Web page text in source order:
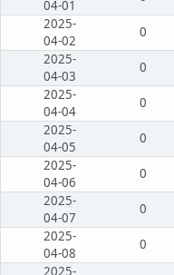
04-01
2025-
04-02
0
2025-
04-03
0
2025-
04-04
0
2025-
04-05
0
2025-
04-06
0
2025-
04-07
0
2025-
04-08
0
2025-